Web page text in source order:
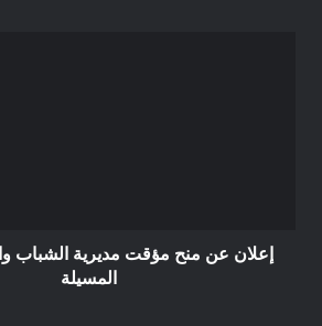
إعلان عن منح مؤقت مديرية الشباب
المسيلة